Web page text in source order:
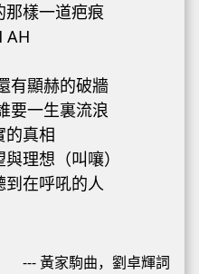
那樣一道疤痕
AH
有顯赫的破牆
要一生裏流浪
的真相
理想（叫嚷）
到在呼吼的人
--- 黃家駒曲，劉卓輝詞